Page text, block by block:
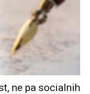
ne pa socialnih